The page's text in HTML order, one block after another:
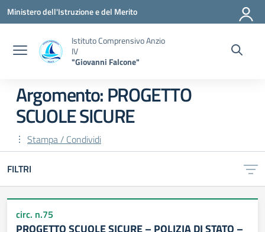
Vai ai contenuti
Vai al menu di navigazione
Vai al footer
Ministero dell'Istruzione e del Merito
Istituto Comprensivo Anzio
IV
"Giovanni Falcone"
Argomento: PROGETTO
SCUOLE SICURE
Stampa / Condividi
FILTRI
circ. n.75
PROGETTO SCUOLE SICURE – POLIZIA DI STATO –